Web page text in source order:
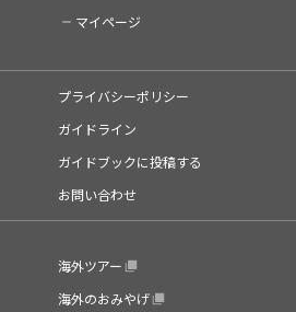
マイページ
プライバシーポリシー
ガイドライン
ガイドブックに投稿する
お問い合わせ
海外ツアー
海外のおみやげ